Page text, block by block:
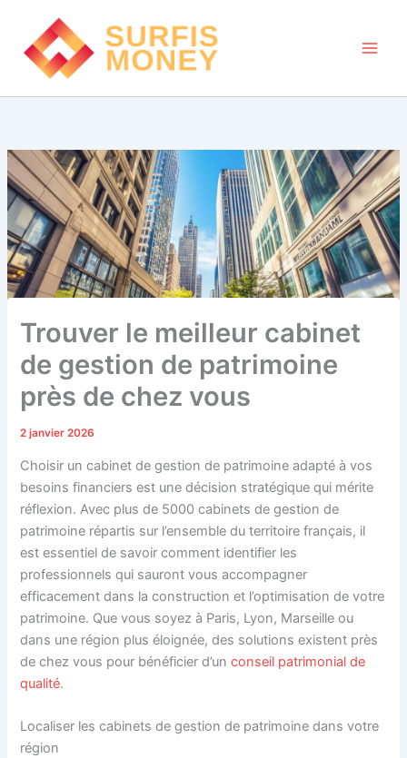
contenu
Trouver le meilleur cabinet
de gestion de patrimoine
près de chez vous
2 janvier 2026
Choisir un cabinet de gestion de patrimoine adapté à vos
besoins financiers est une décision stratégique qui mérite
réflexion. Avec plus de 5000 cabinets de gestion de
patrimoine répartis sur l’ensemble du territoire français, il
est essentiel de savoir comment identifier les
professionnels qui sauront vous accompagner
efficacement dans la construction et l’optimisation de votre
patrimoine. Que vous soyez à Paris, Lyon, Marseille ou
dans une région plus éloignée, des solutions existent près
de chez vous pour bénéficier d’unconseil patrimonial de
qualité.
Localiser les cabinets de gestion de patrimoine dans votre
région